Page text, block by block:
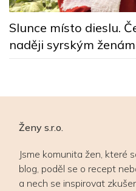
Slunce místo dieslu.
naději syrským
Ženy s.r.o.
Jsme komunita žen, které
blog, poděl se o recept
a nech se inspirovat